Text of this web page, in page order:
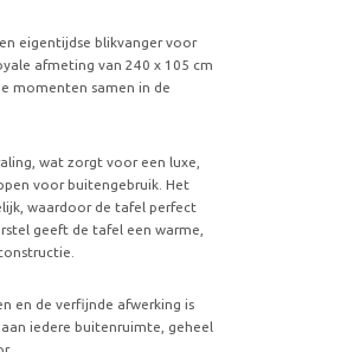
eigentijdse blikvanger voor
afmeting van 240 x 105 cm
momenten samen in de
wat zorgt voor een luxe,
voor buitengebruik. Het
waardoor de tafel perfect
geeft de tafel een warme,
en de verfijnde afwerking is
iedere buitenruimte, geheel